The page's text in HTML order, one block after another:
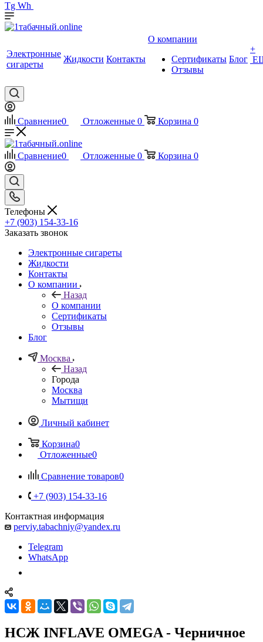
Tg Wh
Электронные
сигареты
Жидкости Контакты
О компании
Сертификаты
Отзывы
Блог
+
Сравнение0 Отложенные 0 Корзина 0
Сравнение0 Отложенные 0 Корзина 0
Телефоны
+7 (903) 154-33-16
Заказать звонок
Электронные сигареты
Жидкости
Контакты
О компании
Назад
О компании
Сертификаты
Отзывы
Блог
Москва
Назад
Города
Москва
Мытищи
Личный кабинет
Корзина0
Отложенные0
Сравнение товаров0
+7 (903) 154-33-16
Контактная информация
perviy.tabachniy@yandex.ru
Telegram
WhatsApp
НСЖ INFLAVE OMEGA - Черничное